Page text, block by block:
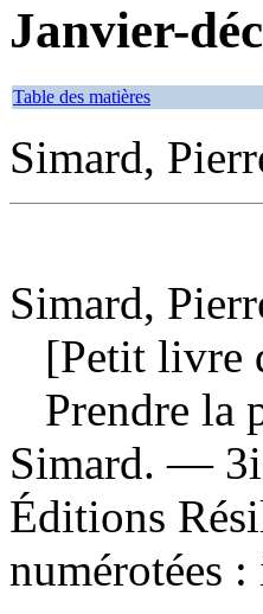
Janvier-
Table des matières
Simard,
Simard,
[Petit livre
Prendre la
Simard. —
Éditions
numérotées